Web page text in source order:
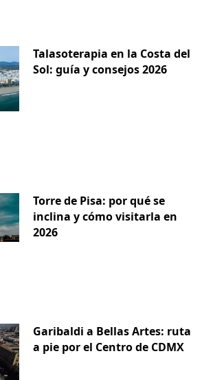
Talasoterapia en la Costa del
Sol: guía y consejos 2026
Torre de Pisa: por qué se
inclina y cómo visitarla en
2026
Garibaldi a Bellas Artes: ruta
a pie por el Centro de CDMX